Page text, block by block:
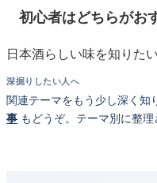
初心者はどちらがお
日本酒らしい味を知りた
深掘りしたい人へ
関連テーマをもう少し深く知
事 もどうぞ。テーマ別に整理